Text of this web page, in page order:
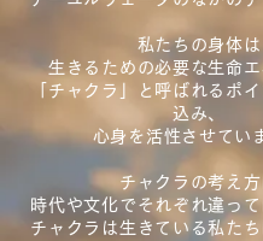
私たちの身体は
生きるための必要な生命
「チャクラ」と呼ばれるポ
込み、
心身を活性させてい
チャクラの考え方
時代や文化でそれぞれ違って
チャクラは生きている私た